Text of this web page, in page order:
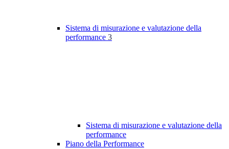
Sistema di misurazione e valutazione della
performance 3
Sistema di misurazione e valutazione della
performance
Piano della Performance